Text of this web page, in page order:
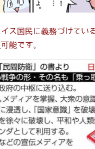
ス国民に義務づけてい
能です。